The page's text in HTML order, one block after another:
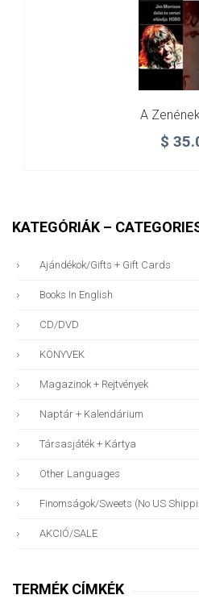
A
$
KATEGÓRIÁK –
Ajándékok/gifts + Gift Cards
Books In English
CD/DVD
KÖNYVEK
Magazinok + Rejtvények
Naptár + Kalendárium
Társasjáték + Kártya
Other Languages
Finomságok/sweets (no US
AKCIÓ/SALE
TERMÉK CÍMKÉK